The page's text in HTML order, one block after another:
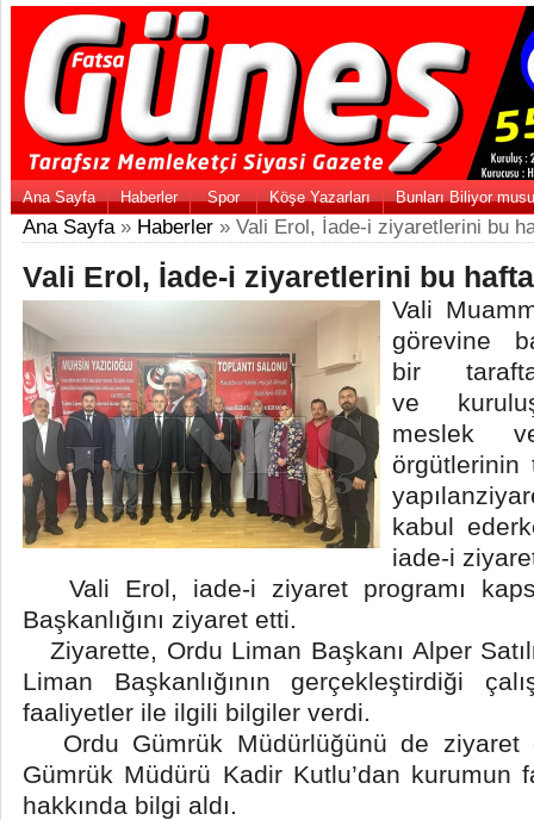
Ana Sayfa Haberler Spor Köşe Yazarları Bunları Biliyor
Ana Sayfa» Haberler » Vali Erol, İade-i ziyaretlerini bu
Vali Erol, İade-i ziyaretlerini bu
Vali
görevine
bir
ve
meslek
örgütlerinin
kabul
iade-i
Vali Erol, iade-i ziyaret programı
Başkanlığını ziyaret etti.
Ziyarette, Ordu Liman Başkanı Alper
Liman Başkanlığının gerçekleştirdiği
faaliyetler ile ilgili bilgiler verdi.
Ordu Gümrük Müdürlüğünü de ziyaret
Gümrük Müdürü Kadir Kutlu’dan kurumun
hakkında bilgi aldı.